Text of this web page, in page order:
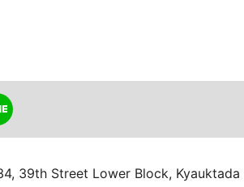
39th Street Lower Block, Kyauktada